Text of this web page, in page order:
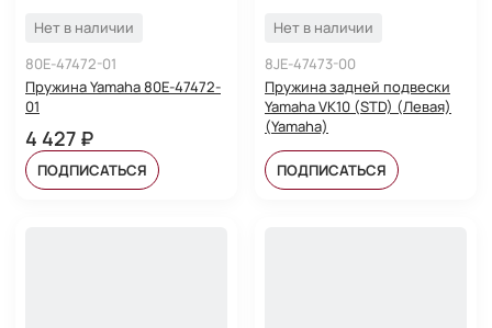
Нет в наличии
80E-47472-01
Пружина Yamaha 80E-47472-
01
4 427 ₽
ПОДПИСАТЬСЯ
Нет в наличии
8JE-47473-00
Пружина задней подвески
Yamaha VK10 (STD) (Левая)
(Yamaha)
ПОДПИСАТЬСЯ